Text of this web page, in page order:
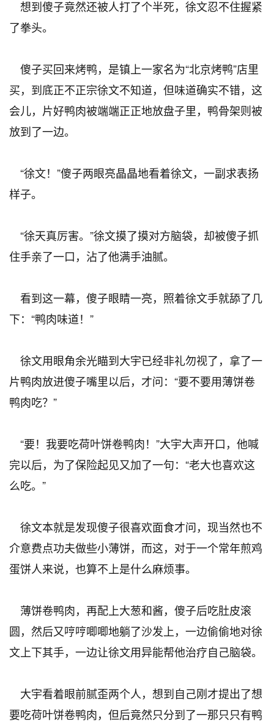
想到傻子竟然还被人打了个半死，徐文忍不住握紧
了拳头。
傻子买回来烤鸭，是镇上一家名为“北京烤鸭”店里
买，到底正不正宗徐文不知道，但味道确实不错，这
会儿，片好鸭肉被端端正正地放盘子里，鸭骨架则被
放到了一边。
“徐文！”傻子两眼亮晶晶地看着徐文，一副求表扬
样子。
“徐天真厉害。”徐文摸了摸对方脑袋，却被傻子抓
住手亲了一口，沾了他满手油腻。
看到这一幕，傻子眼睛一亮，照着徐文手就舔了几
下：“鸭肉味道！”
徐文用眼角余光瞄到大宇已经非礼勿视了，拿了一
片鸭肉放进傻子嘴里以后，才问：“要不要用薄饼卷
鸭肉吃？”
“要！我要吃荷叶饼卷鸭肉！”大宇大声开口，他喊
完以后，为了保险起见又加了一句：“老大也喜欢这
么吃。”
徐文本就是发现傻子很喜欢面食才问，现当然也不
介意费点功夫做些小薄饼，而这，对于一个常年煎鸡
蛋饼人来说，也算不上是什么麻烦事。
薄饼卷鸭肉，再配上大葱和酱，傻子后吃肚皮滚
圆，然后又哼哼唧唧地躺了沙发上，一边偷偷地对徐
文上下其手，一边让徐文用异能帮他治疗自己脑袋。
大宇看着眼前腻歪两个人，想到自己刚才提出了想
要吃荷叶饼卷鸭肉，但后竟然只分到了一那只只有鸭